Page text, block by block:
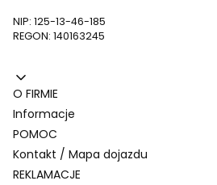
NIP: 125-13-46-185
REGON: 140163245
Linki w stopce
O FIRMIE
Informacje
POMOC
Kontakt / Mapa dojazdu
REKLAMACJE